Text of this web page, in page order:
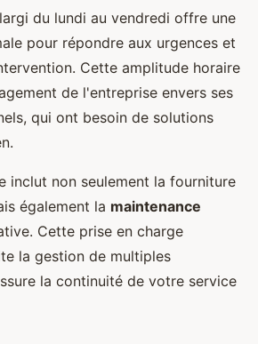
du lundi au vendredi offre une
pour répondre aux urgences et
Cette amplitude horaire
de l'entreprise envers ses
qui ont besoin de solutions
inclut non seulement la fourniture
également la maintenance
Cette prise en charge
la gestion de multiples
la continuité de votre service